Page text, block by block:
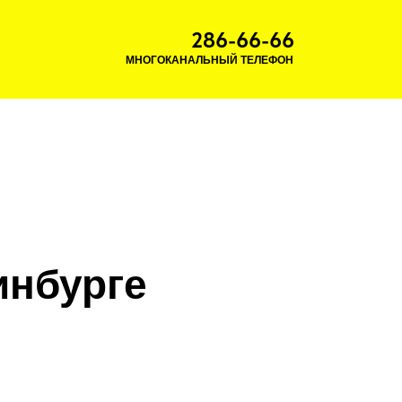
286-66-66
МНОГОКАНАЛЬНЫЙ ТЕЛЕФОН